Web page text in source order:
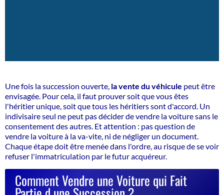
Une fois la succession ouverte, la vente du véhicule peut être
envisagée. Pour cela, il faut prouver soit que vous êtes
l'héritier unique, soit que tous les héritiers sont d'accord. Un
indivisaire seul ne peut pas décider de vendre la voiture sans le
consentement des autres. Et attention : pas question de
vendre la voiture à la va-vite, ni de négliger un document.
Chaque étape doit être menée dans l'ordre, au risque de se voir
refuser l'immatriculation par le futur acquéreur.
Comment Vendre une Voiture qui Fait